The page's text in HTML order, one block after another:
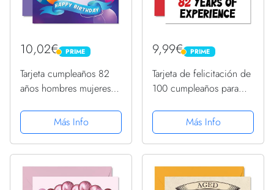
10,02€ PRIME
PRIME
Tarjeta cumpleaños 82
años hombres mujeres,
feliz cumpleaños hombre
82 años, mujer, abuelo,
abuela, gran nan, mamá,
Más Info
9,99€ PRIME
PRIME
Tarjeta de felicitación de
100 cumpleaños para
100 I'm 18 con 82 años
de experiencia, divertida
tarjeta de felicitación de
Más Info